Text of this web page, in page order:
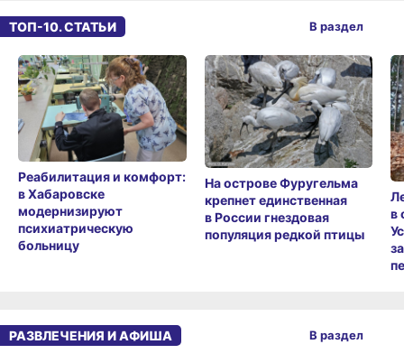
ТОП-10. СТАТЬИ
Реабилитация и комфорт:
в Хабаровске
модернизируют
психиатрическую
больницу
На острове Фуругельма
крепнет единственная
в России гнездовая
популяция редкой птицы
в
В раздел
РАЗВЛЕЧЕНИЯ И АФИША В раздел